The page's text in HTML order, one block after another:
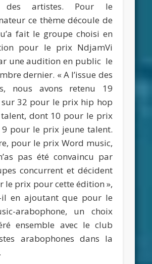
artistes. Pour le
ce thème découle de
fait le groupe choisi en
pour le prix NdjamVi
une audition en public le
dernier. « A l’issue des
nous avons retenu 19
32 pour le prix hip hop
dont 10 pour le prix
pour le prix jeune talent.
pour le prix Word music,
pas été convaincu par
concurrent et décident
le prix pour cette édition »,
il en ajoutant que pour le
arabophone, un choix
ensemble avec le club
arabophones dans la